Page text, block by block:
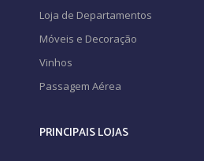
Loja de Departamentos
Móveis e Decoração
Vinhos
Passagem Aérea
PRINCIPAIS LOJAS